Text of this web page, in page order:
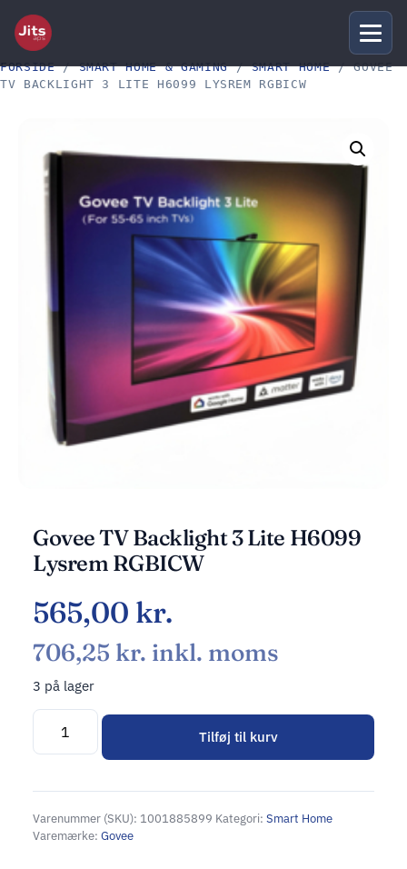
FORSIDE/SMART HOME & GAMING/SMART HOME/ GOVEE
TV BACKLIGHT 3 LITE H6099 LYSREM RGBICW
Govee TV Backlight 3 Lite H6099
Lysrem RGBICW
565,00 kr.
706,25 kr. inkl. moms
3 på lager
Tilføj til kurv
Alternative:
Varenummer (SKU): 1001885899 Kategori: Smart Home
Varemærke: Govee